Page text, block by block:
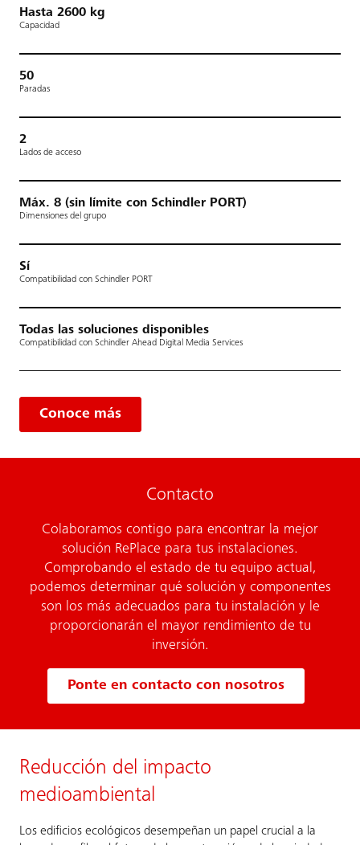
Hasta 2600 kg
Capacidad
50
Paradas
2
Lados de acceso
Máx. 8 (sin límite con Schindler PORT)
Dimensiones del grupo
Sí
Compatibilidad con Schindler PORT
Todas las soluciones disponibles
Compatibilidad con Schindler Ahead Digital Media Services
Conoce más
Contacto
Colaboramos contigo para encontrar la mejor
solución RePlace para tus instalaciones.
Comprobando el estado de tu equipo actual,
podemos determinar qué solución y componentes
son los más adecuados para tu instalación y le
proporcionarán el mayor rendimiento de tu
inversión.
Ponte en contacto con nosotros
Reducción del impacto
medioambiental
Los edificios ecológicos desempeñan un papel crucial a la